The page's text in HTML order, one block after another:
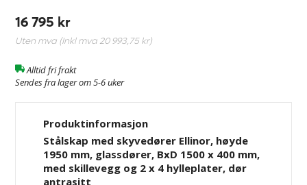
16 795 kr
Uten mva (Inkl mva 20 993,75 kr)
Alltid fri frakt
Sendes fra lager om 5-6 uker
Produktinformasjon
Stålskap med skyvedører Ellinor, høyde
1950 mm, glassdører, BxD 1500 x 400 mm,
med skillevegg og 2 x 4 hylleplater, dør
antrasitt